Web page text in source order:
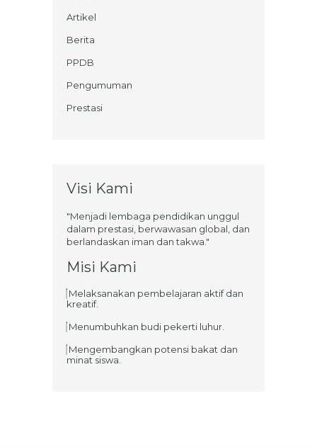
Artikel
Berita
PPDB
Pengumuman
Prestasi
Visi Kami
"Menjadi lembaga pendidikan unggul
dalam prestasi, berwawasan global, dan
berlandaskan iman dan takwa."
Misi Kami
Melaksanakan pembelajaran aktif dan
kreatif.
Menumbuhkan budi pekerti luhur.
Mengembangkan potensi bakat dan
minat siswa.